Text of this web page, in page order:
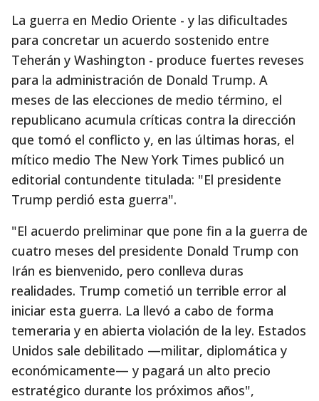
La guerra en Medio Oriente - y las dificultades
para concretar un acuerdo sostenido entre
Teherán y Washington - produce fuertes reveses
para la administración de Donald Trump. A
meses de las elecciones de medio término, el
republicano acumula críticas contra la dirección
que tomó el conflicto y, en las últimas horas, el
mítico medio The New York Times publicó un
editorial contundente titulada: "El presidente
Trump perdió esta guerra".
"El acuerdo preliminar que pone fin a la guerra de
cuatro meses del presidente Donald Trump con
Irán es bienvenido, pero conlleva duras
realidades. Trump cometió un terrible error al
iniciar esta guerra. La llevó a cabo de forma
temeraria y en abierta violación de la ley. Estados
Unidos sale debilitado —militar, diplomática y
económicamente— y pagará un alto precio
estratégico durante los próximos años",